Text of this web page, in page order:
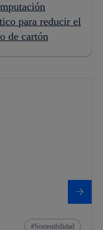
para reducir el
de cartón
Sostenibilidad